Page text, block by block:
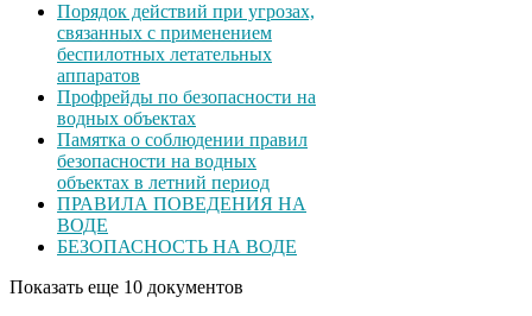
Порядок действий при угрозах,
связанных с применением
беспилотных летательных
аппаратов
Профрейды по безопасности на
водных объектах
Памятка о соблюдении правил
безопасности на водных
объектах в летний период
ПРАВИЛА ПОВЕДЕНИЯ НА
ВОДЕ
БЕЗОПАСНОСТЬ НА ВОДЕ
Показать еще 10 документов